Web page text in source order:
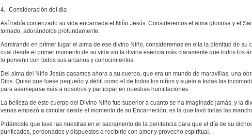
4.- Consideración del día
Así había comenzado su vida encarnada el Niño Jesús. Consideremos el alma gloriosa y el
tomado, adorándolos profundamente.
Admirando en primer lugar el alma de ese divino Niño, consideremos en ella la plenitud de su
cual desde el primer momento de su vida vio la divina esencia más claramente que todos los
lo porvenir con todos sus arcanos y conocimientos.
Del alma del Niño Jesús pasamos ahora a su cuerpo, que era un mundo de maravillas, una
Dios. Quiso que fuese pequeño y débil como el de todos los niños y sujeto a todas las
para asemejarse más a nosotros y participar en nuestras humillaciones.
La belleza de este cuerpo del Divino Niño fue superior a cuanto se ha imaginado jamás, y la
venas empezó a circular desde el momento de su Encarneción, es la que lavó todas las
Pidámosle que lave las nuestras en el sacramento de la penitencia para que el día de su
purificados, perdonados y dispuestos a recibirle con amor y provecho espiritual.